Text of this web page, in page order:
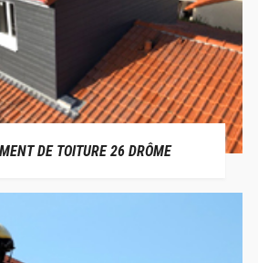
DE TOITURE 26 DRÔME